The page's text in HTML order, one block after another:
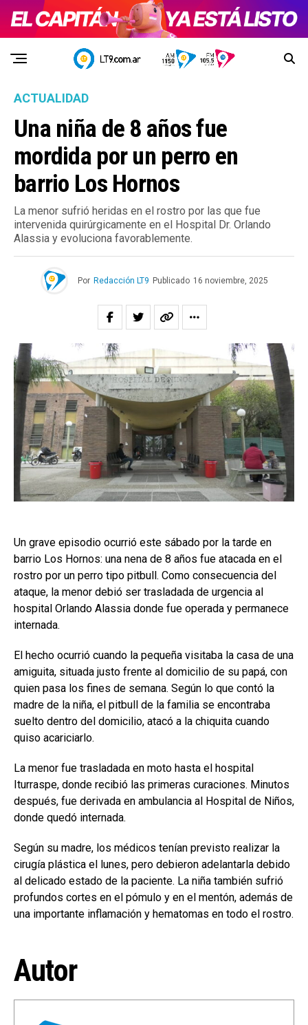
ACTUALIDAD
Una niña de 8 años fue
mordida por un perro en
barrio Los Hornos
La menor sufrió heridas en el rostro por las que fue
intervenida quirúrgicamente en el Hospital Dr. Orlando
Alassia y evoluciona favorablemente.
Por Redacción LT9 Publicado 16 noviembre, 2025
Un grave episodio ocurrió este sábado por la tarde en
barrio Los Hornos: una nena de 8 años fue atacada en el
rostro por un perro tipo pitbull. Como consecuencia del
ataque, la menor debió ser trasladada de urgencia al
hospital Orlando Alassia donde fue operada y permanece
internada.
El hecho ocurrió cuando la pequeña visitaba la casa de una
amiguita, situada justo frente al domicilio de su papá, con
quien pasa los fines de semana. Según lo que contó la
madre de la niña, el pitbull de la familia se encontraba
suelto dentro del domicilio, atacó a la chiquita cuando
quiso acariciarlo.
La menor fue trasladada en moto hasta el hospital
Iturraspe, donde recibió las primeras curaciones. Minutos
después, fue derivada en ambulancia al Hospital de Niños,
donde quedó internada.
Según su madre, los médicos tenían previsto realizar la
cirugía plástica el lunes, pero debieron adelantarla debido
al delicado estado de la paciente. La niña también sufrió
profundos cortes en el pómulo y en el mentón, además de
una importante inflamación y hematomas en todo el rostro.
Autor